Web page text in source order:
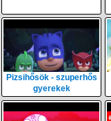
Pizsihősök - szuperhős
gyerekek